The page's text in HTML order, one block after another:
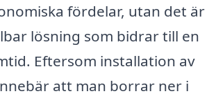
fördelar, utan det är
lösning som bidrar till en
Eftersom installation av
att man borrar ner i